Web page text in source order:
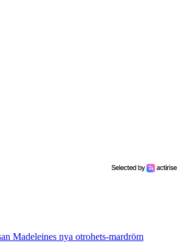
Madeleines nya otrohets-mardröm